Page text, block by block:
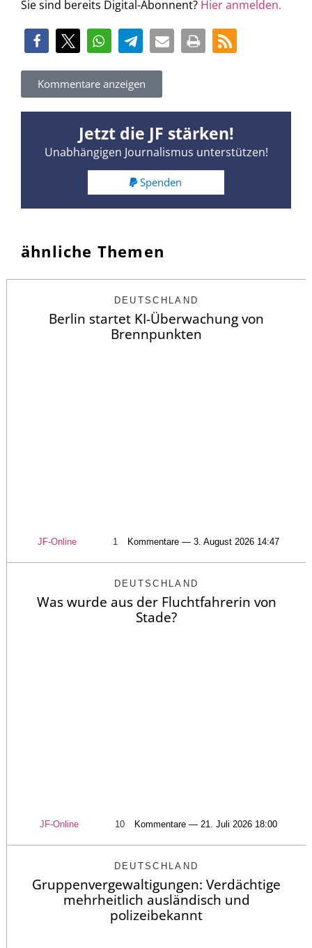
Sie sind bereits Digital-Abonnent? Hier anmelden.
Kommentare anzeigen
Jetzt die JF stärken!
Unabhängigen Journalismus unterstützen!
Spenden
ähnliche Themen
DEUTSCHLAND
Berlin startet KI-Überwachung von
Brennpunkten
JF-Online 1 Kommentare — 3. August 2026 14:47
DEUTSCHLAND
Was wurde aus der Fluchtfahrerin von
Stade?
JF-Online 10 Kommentare — 21. Juli 2026 18:00
DEUTSCHLAND
Gruppenvergewaltigungen: Verdächtige
mehrheitlich ausländisch und
polizeibekannt